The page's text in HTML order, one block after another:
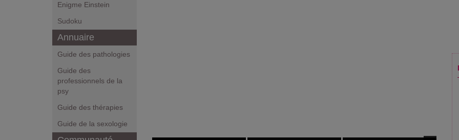
Enigme Einstein
Sudoku
Annuaire
Guide des pathologies
Guide des
professionnels de la
psy
Guide des thérapies
Guide de la sexologie